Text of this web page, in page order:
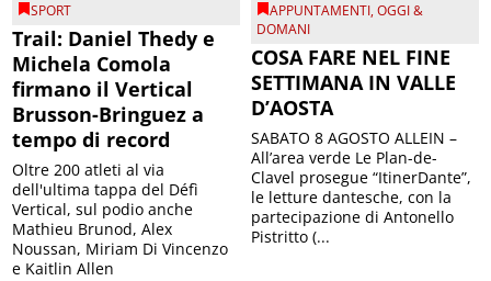
SPORT
Trail: Daniel Thedy e
Michela Comola
firmano il Vertical
Brusson-Bringuez a
tempo di record
Oltre 200 atleti al via
dell'ultima tappa del Défì
Vertical, sul podio anche
Mathieu Brunod, Alex
Noussan, Miriam Di Vincenzo
e Kaitlin Allen
APPUNTAMENTI,OGGI &
DOMANI
COSA FARE NEL FINE
SETTIMANA IN VALLE
D’AOSTA
SABATO 8 AGOSTO ALLEIN –
All’area verde Le Plan-de-
Clavel prosegue “ItinerDante”,
le letture dantesche, con la
partecipazione di Antonello
Pistritto (...